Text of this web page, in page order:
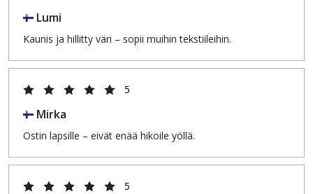
Lumi
Kaunis ja hillitty väri – sopii muihin tekstiileihin.
5
Mirka
Ostin lapsille – eivät enää hikoile yöllä.
5